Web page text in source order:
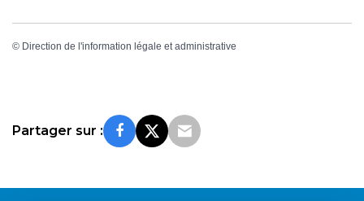
© Direction de l'information légale et administrative
Partager sur :